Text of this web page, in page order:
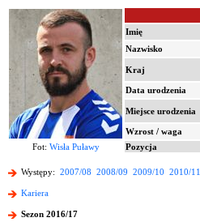
Imię
Nazwisko
Kraj
Data urodzenia
Miejsce urodzenia
Wzrost / waga
Fot: Wisła Puławy Pozycja
Występy: 2007/08 2008/09 2009/10 2010/11
Kariera
Sezon 2016/17